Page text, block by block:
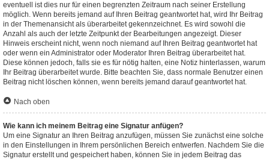
eventuell ist dies nur für einen begrenzten Zeitraum nach seiner Erstellung
möglich. Wenn bereits jemand auf Ihren Beitrag geantwortet hat, wird Ihr Beitrag
in der Themenansicht als überarbeitet gekennzeichnet. Es wird sowohl die
Anzahl als auch der letzte Zeitpunkt der Bearbeitungen angezeigt. Dieser
Hinweis erscheint nicht, wenn noch niemand auf Ihren Beitrag geantwortet hat
oder wenn ein Administrator oder Moderator Ihren Beitrag überarbeitet hat.
Diese können jedoch, falls sie es für nötig halten, eine Notiz hinterlassen, warum
Ihr Beitrag überarbeitet wurde. Bitte beachten Sie, dass normale Benutzer einen
Beitrag nicht löschen können, wenn bereits jemand darauf geantwortet hat.
Nach oben
Wie kann ich meinem Beitrag eine Signatur anfügen?
Um eine Signatur an Ihren Beitrag anzufügen, müssen Sie zunächst eine solche
in den Einstellungen in Ihrem persönlichen Bereich entwerfen. Nachdem Sie die
Signatur erstellt und gespeichert haben, können Sie in jedem Beitrag das